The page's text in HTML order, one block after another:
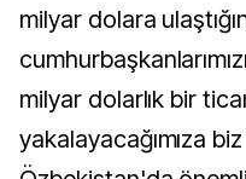
milyar dolara
milyar dolarlık bir
yakalayacağımıza